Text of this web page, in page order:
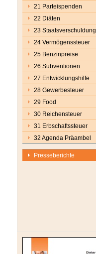
21 Parteispenden
22 Diäten
23 Staatsverschuldung
24 Vermögenssteuer
25 Benzinpreise
26 Subventionen
27 Entwicklungshilfe
28 Gewerbesteuer
29 Food
30 Reichensteuer
31 Erbschaftssteuer
32 Agenda Präambel
Presseberichte